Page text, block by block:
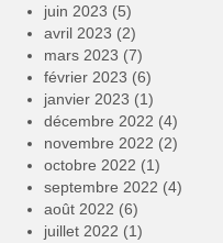
juin 2023 (5)
avril 2023 (2)
mars 2023 (7)
février 2023 (6)
janvier 2023 (1)
décembre 2022 (4)
novembre 2022 (2)
octobre 2022 (1)
septembre 2022 (4)
août 2022 (6)
juillet 2022 (1)